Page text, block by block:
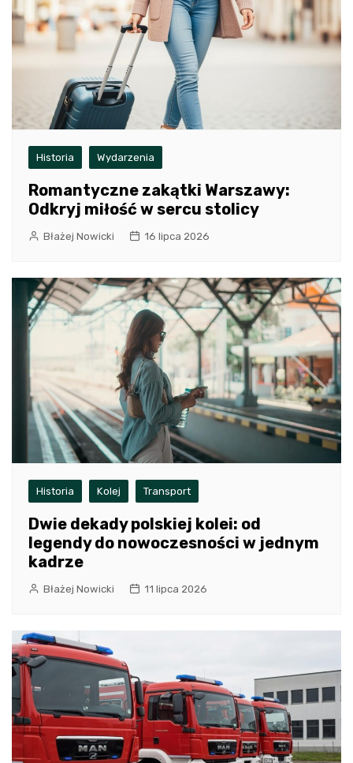
Historia Wydarzenia
Romantyczne zakątki Warszawy:
Odkryj miłość w sercu stolicy
Błażej Nowicki 16 lipca 2026
Historia Kolej Transport
Dwie dekady polskiej kolei: od
legendy do nowoczesności w jednym
kadrze
Błażej Nowicki 11 lipca 2026